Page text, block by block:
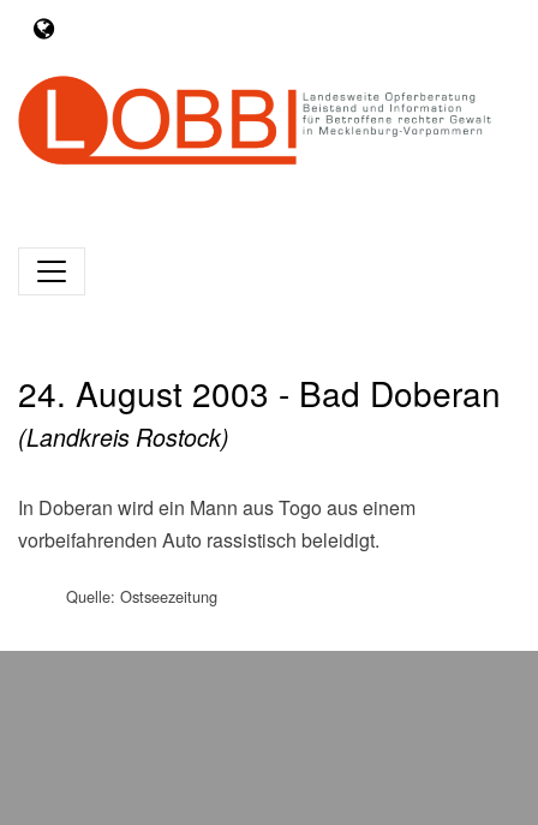
24. August 2003 - Bad Doberan
(Landkreis Rostock)
In Doberan wird ein Mann aus Togo aus einem
vorbeifahrenden Auto rassistisch beleidigt.
Quelle: Ostseezeitung